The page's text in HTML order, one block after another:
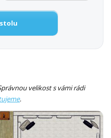
velikost s vámi rádi
.